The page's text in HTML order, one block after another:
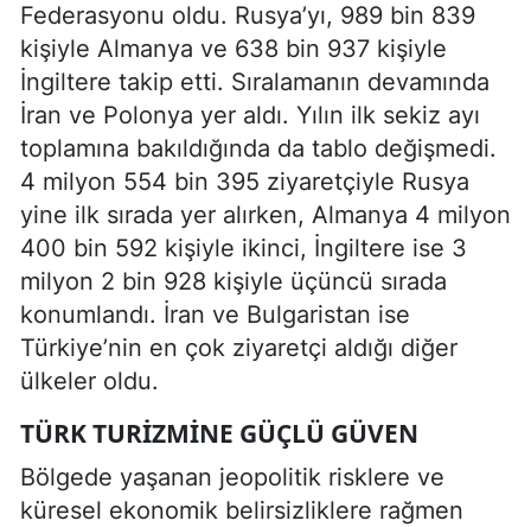
Federasyonu oldu. Rusya’yı, 989 bin 839
kişiyle Almanya ve 638 bin 937 kişiyle
İngiltere takip etti. Sıralamanın devamında
İran ve Polonya yer aldı. Yılın ilk sekiz ayı
toplamına bakıldığında da tablo değişmedi.
4 milyon 554 bin 395 ziyaretçiyle Rusya
yine ilk sırada yer alırken, Almanya 4 milyon
400 bin 592 kişiyle ikinci, İngiltere ise 3
milyon 2 bin 928 kişiyle üçüncü sırada
konumlandı. İran ve Bulgaristan ise
Türkiye’nin en çok ziyaretçi aldığı diğer
ülkeler oldu.
TÜRK TURIZMINE GÜÇLÜ GÜVEN
Bölgede yaşanan jeopolitik risklere ve
küresel ekonomik belirsizliklere rağmen